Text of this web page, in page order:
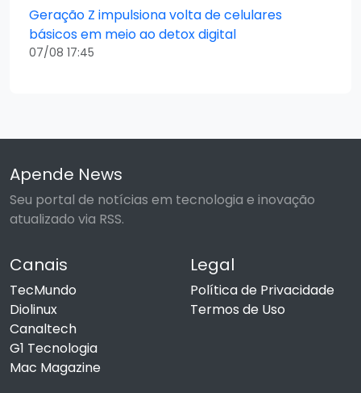
Geração Z impulsiona volta de celulares
básicos em meio ao detox digital
07/08 17:45
Apende News
Seu portal de notícias em tecnologia e inovação
atualizado via RSS.
Canais
TecMundo
Diolinux
Canaltech
G1 Tecnologia
Mac Magazine
Legal
Política de Privacidade
Termos de Uso